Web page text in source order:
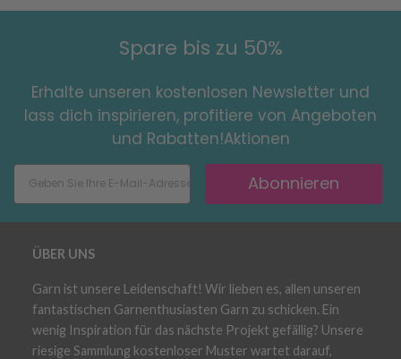
Spare bis zu 50%
Erhalte unseren kostenlosen Newsletter und
lass dich inspirieren, profitiere von Angeboten
und Rabatten!Aktionen
Abonnieren
ÜBER UNS
Garn ist unsere Leidenschaft! Wir lieben es, allen unseren
fantastischen Garnenthusiasten Garn zu schicken. Ein
wenig Inspiration für das nächste Projekt gefällig? Unsere
riesige Sammlung kostenloser Muster wartet darauf,